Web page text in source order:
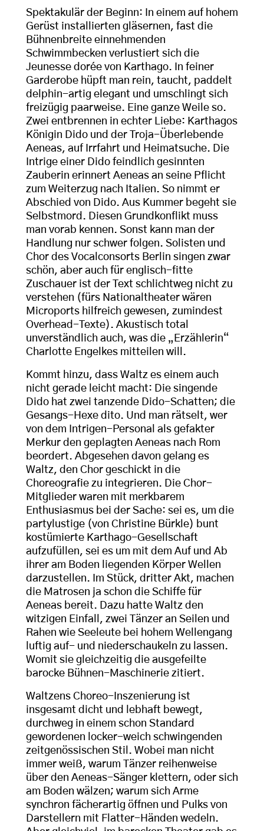
Spektakulär der Beginn: In einem auf hohem
Gerüst installierten gläsernen, fast die
Bühnenbreite einnehmenden
Schwimmbecken verlustiert sich die
Jeunesse dorée von Karthago. In feiner
Garderobe hüpft man rein, taucht, paddelt
delphin-artig elegant und umschlingt sich
freizügig paarweise. Eine ganze Weile so.
Zwei entbrennen in echter Liebe: Karthagos
Königin Dido und der Troja-Überlebende
Aeneas, auf Irrfahrt und Heimatsuche. Die
Intrige einer Dido feindlich gesinnten
Zauberin erinnert Aeneas an seine Pflicht
zum Weiterzug nach Italien. So nimmt er
Abschied von Dido. Aus Kummer begeht sie
Selbstmord. Diesen Grundkonflikt muss
man vorab kennen. Sonst kann man der
Handlung nur schwer folgen. Solisten und
Chor des Vocalconsorts Berlin singen zwar
schön, aber auch für englisch-fitte
Zuschauer ist der Text schlichtweg nicht zu
verstehen (fürs Nationaltheater wären
Microports hilfreich gewesen, zumindest
Overhead-Texte). Akustisch total
unverständlich auch, was die „Erzählerin“
Charlotte Engelkes mitteilen will.
Kommt hinzu, dass Waltz es einem auch
nicht gerade leicht macht: Die singende
Dido hat zwei tanzende Dido-Schatten; die
Gesangs-Hexe dito. Und man rätselt, wer
von dem Intrigen-Personal als gefakter
Merkur den geplagten Aeneas nach Rom
beordert. Abgesehen davon gelang es
Waltz, den Chor geschickt in die
Choreografie zu integrieren. Die Chor-
Mitglieder waren mit merkbarem
Enthusiasmus bei der Sache: sei es, um die
partylustige (von Christine Bürkle) bunt
kostümierte Karthago-Gesellschaft
aufzufüllen, sei es um mit dem Auf und Ab
ihrer am Boden liegenden Körper Wellen
darzustellen. Im Stück, dritter Akt, machen
die Matrosen ja schon die Schiffe für
Aeneas bereit. Dazu hatte Waltz den
witzigen Einfall, zwei Tänzer an Seilen und
Rahen wie Seeleute bei hohem Wellengang
luftig auf- und niederschaukeln zu lassen.
Womit sie gleichzeitig die ausgefeilte
barocke Bühnen-Maschinerie zitiert.
Waltzens Choreo-Inszenierung ist
insgesamt dicht und lebhaft bewegt,
durchweg in einem schon Standard
gewordenen locker-weich schwingenden
zeitgenössischen Stil. Wobei man nicht
immer weiß, warum Tänzer reihenweise
über den Aeneas-Sänger klettern, oder sich
am Boden wälzen; warum sich Arme
synchron fächerartig öffnen und Pulks von
Darstellern mit Flatter-Händen wedeln.